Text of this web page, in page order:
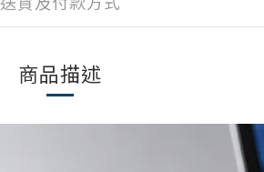
商品描述